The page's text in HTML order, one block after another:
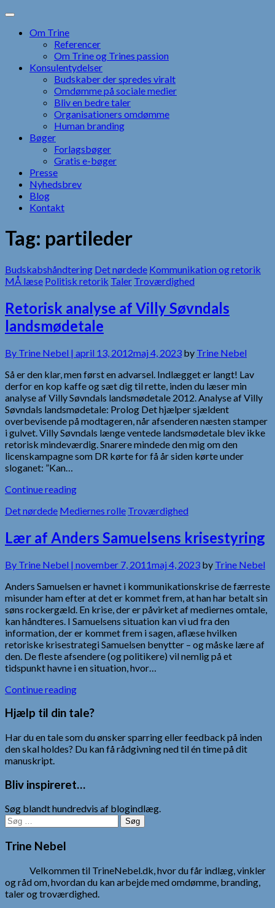
Skip
contentOm Trine
Referencer
Om Trine og Trines passion
Konsulentydelser
Budskaber der spredes viralt
Omdømme på sociale medier
Bliv en bedre taler
Organisationers omdømme
Human branding
Bøger
Forlagsbøger
Gratis e-bøger
Presse
Nyhedsbrev
Blog
Kontakt
Tag: partileder
Budskabshåndtering Det nørdede Kommunikation og retorik
MÅ læse Politisk retorik Taler Troværdighed
Retorisk analyse af Villy Søvndals
landsmødetale
By Trine Nebel | april 13, 2012maj 4, 2023 by Trine Nebel
Så er den klar, men først en advarsel. Indlægget er langt! Lav
derfor en kop kaffe og sæt dig til rette, inden du læser min
analyse af Villy Søvndals landsmødetale 2012. Analyse af Villy
Søvndals landsmødetale: Prolog Det hjælper sjældent
overbevisende på modtageren, når afsenderen næsten stamper
i gulvet. Villy Søvndals længe ventede landsmødetale blev ikke
retorisk mindeværdig. Snarere mindede den mig om den
licenskampagne som DR kørte for få år siden kørte under
sloganet: ”Kan…
Continue reading
Det nørdede Mediernes rolle Troværdighed
Lær af Anders Samuelsens krisestyring
By Trine Nebel | november 7, 2011maj 4, 2023 by Trine Nebel
Anders Samuelsen er havnet i kommunikationskrise de færreste
misunder ham efter at det er kommet frem, at han har betalt sin
søns rockergæld. En krise, der er påvirket af mediernes omtale,
kan håndteres. I Samuelsens situation kan vi ud fra den
information, der er kommet frem i sagen, aflæse hvilken
retoriske krisestrategi Samuelsen benytter – og måske lære af
den. De fleste afsendere (og politikere) vil nemlig på et
tidspunkt havne i en situation, hvor…
Continue reading
Hjælp til din tale?
Har du en tale som du ønsker sparring eller feedback på inden
den skal holdes? Du kan få rådgivning ned til én time på dit
manuskript.
Bliv inspireret…
Søg blandt hundredvis af blogindlæg.
Søg
efter:
Trine Nebel
Velkommen til TrineNebel.dk, hvor du får indlæg, vinkler
og råd om, hvordan du kan arbejde med omdømme, branding,
taler og troværdighed.